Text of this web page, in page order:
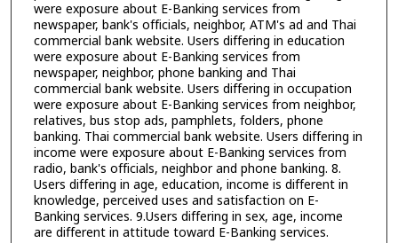
were exposure about E-Banking services from
newspaper, bank's officials, neighbor, ATM's ad and Thai
commercial bank website. Users differing in education
were exposure about E-Banking services from
newspaper, neighbor, phone banking and Thai
commercial bank website. Users differing in occupation
were exposure about E-Banking services from neighbor,
relatives, bus stop ads, pamphlets, folders, phone
banking. Thai commercial bank website. Users differing in
income were exposure about E-Banking services from
radio, bank's officials, neighbor and phone banking. 8.
Users differing in age, education, income is different in
knowledge, perceived uses and satisfaction on E-
Banking services. 9.Users differing in sex, age, income
are different in attitude toward E-Banking services.